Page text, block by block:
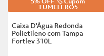
TUMELERO5
Caixa D'Água Redonda
Polietileno com Tampa
Fortlev 310L